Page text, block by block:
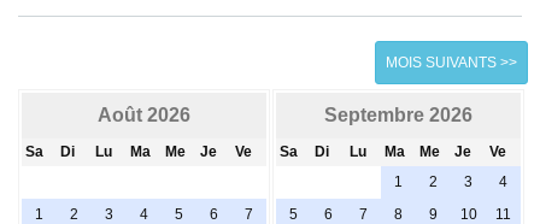
MOIS SUIVANTS >>
Août 2026
Sa Di Lu Ma Me Je Ve
1 2 3 4 5 6
7
Septembre 2026
Sa Di Lu Ma Me Je
Ve
1
2 3
4
5
6 7 8 9 10
11